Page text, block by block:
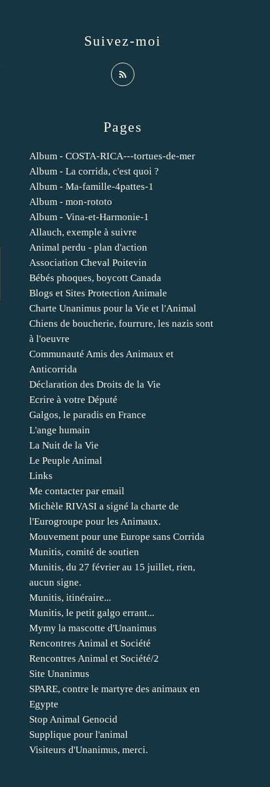
Pages
Album - COSTA-RICA---tortues-de-mer
Album - La corrida, c'est quoi ?
Album - Ma-famille-4pattes-1
Album - mon-rototo
Album - Vina-et-Harmonie-1
Allauch, exemple à suivre
Animal perdu - plan d'action
Association Cheval Poitevin
Bébés phoques, boycott Canada
Blogs et Sites Protection Animale
Charte Unanimus pour la Vie et l'Animal
Chiens de boucherie, fourrure, les nazis sont
à l'oeuvre
Communauté Amis des Animaux et
Anticorrida
Déclaration des Droits de la Vie
Ecrire à votre Député
Galgos, le paradis en France
L'ange humain
La Nuit de la Vie
Le Peuple Animal
Links
Me contacter par email
Michèle RIVASI a signé la charte de
l'Eurogroupe pour les Animaux.
Mouvement pour une Europe sans Corrida
Munitis, comité de soutien
Munitis, du 27 février au 15 juillet, rien,
aucun signe.
Munitis, itinéraire...
Munitis, le petit galgo errant...
Mymy la mascotte d'Unanimus
Rencontres Animal et Société
Rencontres Animal et Société/2
Site Unanimus
SPARE, contre le martyre des animaux en
Egypte
Stop Animal Genocid
Supplique pour l'animal
Visiteurs d'Unanimus, merci.
Suivez-moi